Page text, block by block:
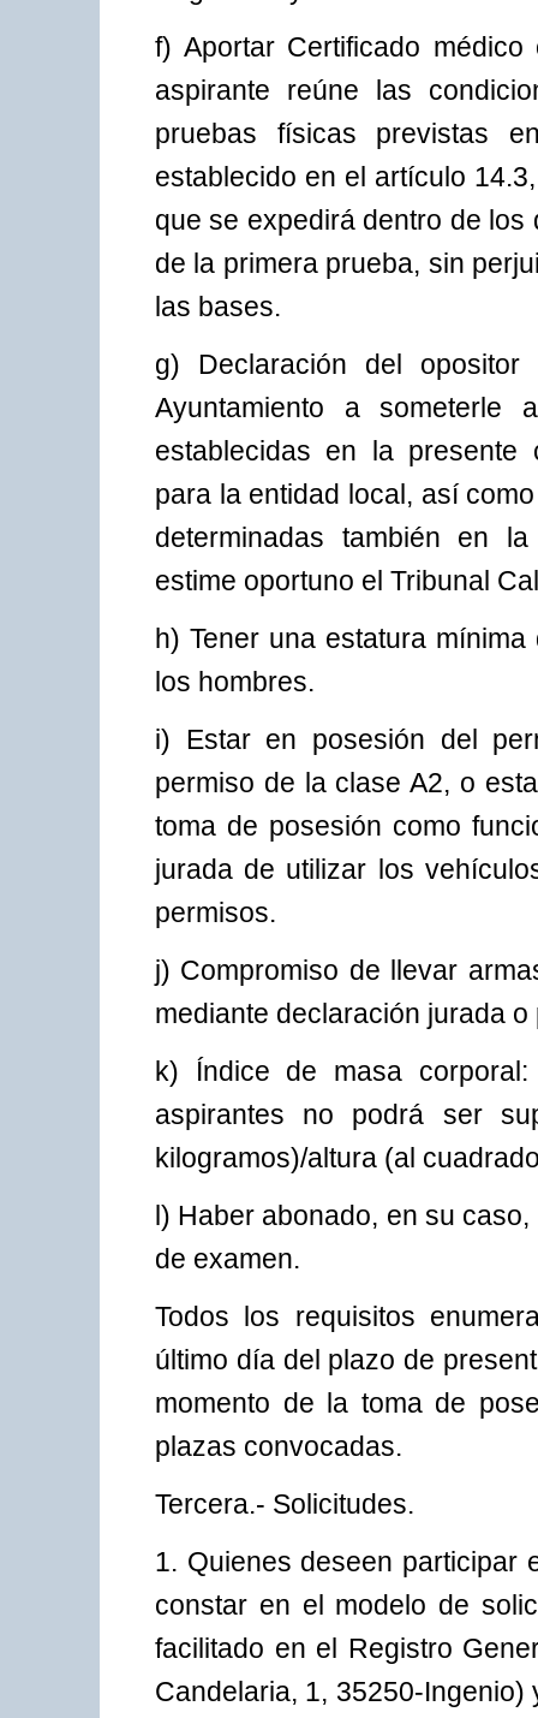
f) Aportar Certificado
aspirante reúne las
pruebas físicas previstas
establecido en el artículo
que se expedirá dentro de
de la primera prueba, sin
las bases.
g) Declaración del
Ayuntamiento a
establecidas en la presente
para la entidad local, así
determinadas también en
estime oportuno el Tribunal
h) Tener una estatura
los hombres.
i) Estar en posesión del
permiso de la clase A2, o
toma de posesión como
jurada de utilizar los
permisos.
j) Compromiso de llevar
mediante declaración jurada
k) Índice de masa
aspirantes no podrá ser
kilogramos)/altura (al
l) Haber abonado, en su
de examen.
Todos los requisitos
último día del plazo de
momento de la toma de
plazas convocadas.
Tercera.- Solicitudes.
1. Quienes deseen participar
constar en el modelo de
facilitado en el Registro
Candelaria, 1, 35250-